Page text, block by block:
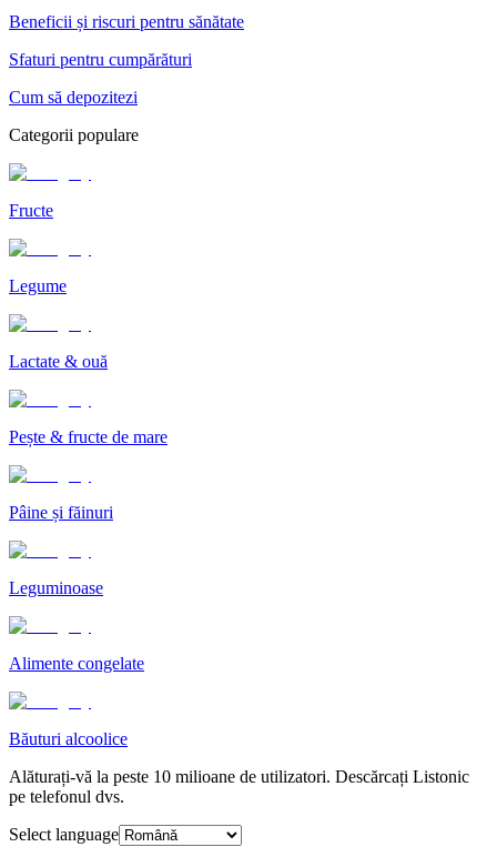
Beneficii și riscuri pentru sănătate
Sfaturi pentru cumpărături
Cum să depozitezi
Categorii populare
Fructe
Legume
Lactate & ouă
Pește & fructe de mare
Pâine și făinuri
Leguminoase
Alimente congelate
Băuturi alcoolice
Alăturați-vă la peste 10 milioane de utilizatori. Descărcați Listonic
pe telefonul dvs.
Select language